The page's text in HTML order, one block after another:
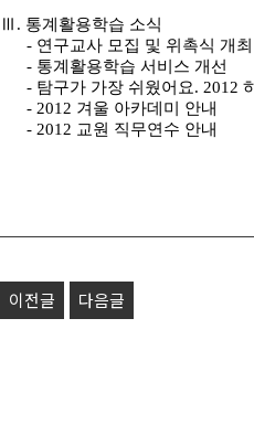
Ⅲ. 통계활용학습 소식
- 연구교사 모집 및 위촉식 개최
- 통계활용학습 서비스 개선
- 탐구가 가장 쉬웠어요. 2012
- 2012 겨울 아카데미 안내
- 2012 교원 직무연수 안내
이전글 다음글